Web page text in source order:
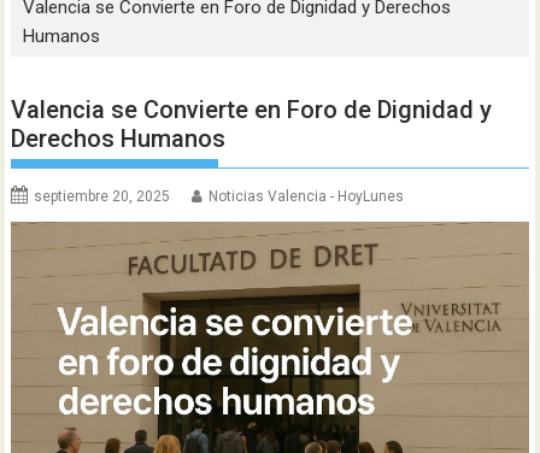
Valencia se Convierte en Foro de Dignidad y Derechos
Humanos
Valencia se Convierte en Foro de Dignidad y
Derechos Humanos
septiembre 20, 2025 Noticias Valencia - HoyLunes